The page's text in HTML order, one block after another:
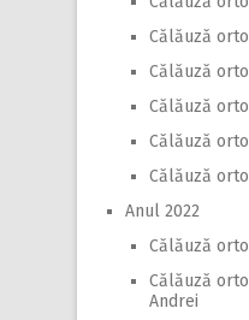
Călăuză
Călăuză
Călăuză
Călăuză
Călăuză
Anul 2022
Călăuză
Călăuză
Andrei